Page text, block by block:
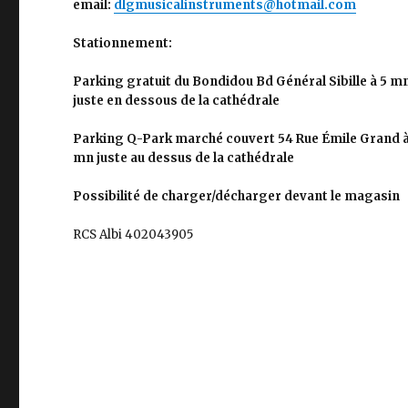
email: dlgmusicalinstruments@hotmail.com
Stationnement:
Parking gratuit du Bondidou Bd Général Sibille à 5
juste en dessous de la cathédrale
Parking Q-Park marché couvert 54 Rue Émile Grand
mn juste au dessus de la cathédrale
Possibilité de charger/décharger devant le magasin
RCS Albi 402043905